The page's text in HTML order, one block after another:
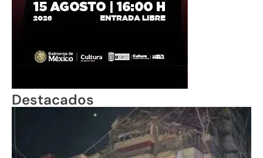
Destacados